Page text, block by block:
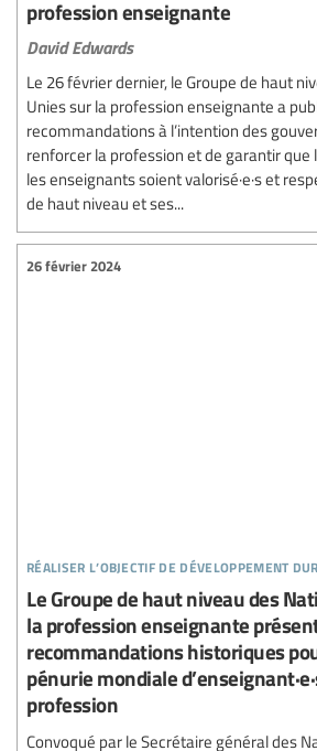
profession enseignante
David Edwards
Le 26 février dernier, le Groupe de haut
Unies sur la profession enseignante a
recommandations à l’intention des
renforcer la profession et de garantir que
les enseignants soient valorisé·e·s et
de haut niveau et ses...
réaliser l’objectif de développement
26 février 2024
Le Groupe de haut niveau des
la profession enseignante
recommandations historiques
pénurie mondiale
profession
Convoqué par le Secrétaire général des